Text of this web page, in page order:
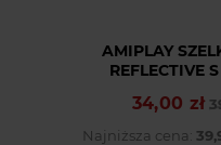
AMIPLAY
REFLECTIVE
Cena
Cena
34,00 zł
Najniższa cena: